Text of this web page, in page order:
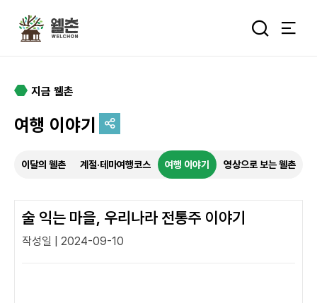
특별한 순간을 여행 속에서
통합검색
지금 웰촌
여행 이야기
이달의 웰촌 계절·테마여행코스 여행 이야기 영상으로 보는 웰촌
술 익는 마을, 우리나라 전통주 이야기
작성일 | 2024-09-10